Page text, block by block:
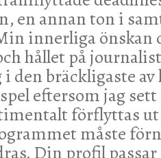
en annan ton i
innerliga önskan
hållet på
i den bräckligaste
eftersom jag sett
förflyttas
måste
Din profil